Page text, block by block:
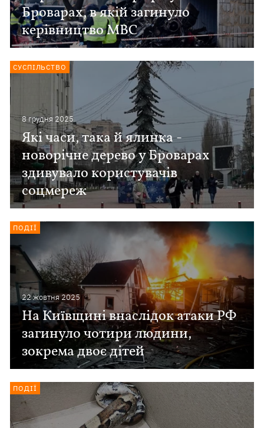
Броварах, в якій загинуло
керівництво МВС
8 грудня 2025
Які часи, така й ялинка -
новорічне дерево у Броварах
здивувало користувачів
соцмереж
СУСПІЛЬСТВО
22 жовтня 2025
На Київщині внаслідок атаки РФ
загинуло чотири людини,
зокрема двоє дітей
ПОДІЇ
ПОДІЇ